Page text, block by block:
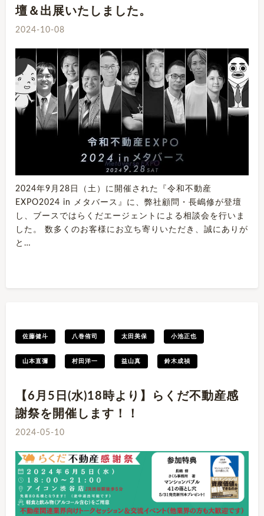
壇＆出展いたしました。
2024-10-08
2024年9月28日（土）に開催された『令和不動産
EXPO2024 in メタバース』に、弊社顧問・長嶋修が登壇
し、ブースではらくだエージェントによる相談会を行いま
した。 数多くのお客様にお立ち寄りいただき、誠にありが
と…
佐藤健斗 八巻侑司 太田美保 小池正也
山本直彌 村田洋一 益山真 鈴木成禎
【6月5日(水)18時より】らくだ不動産感
謝祭を開催します！！
2024-05-10